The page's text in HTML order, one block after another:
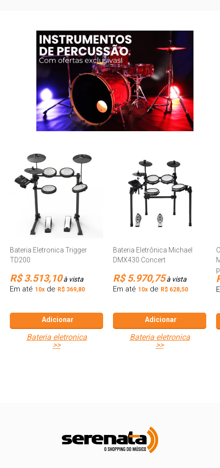
Bateria Eletronica Trigger
TD200
R$ 3.513,10à vista
Em até 10x de R$ 369,80
Adicionar
bateria eletronica
>>
Bateria Eletrônica Michael
DMX430 Concert
R$ 5.970,75à vista
Em até 10x de R$ 628,50
Adicionar
bateria eletronica
>>